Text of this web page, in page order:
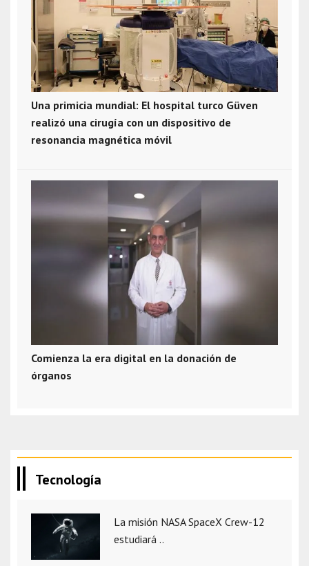
Una primicia mundial: El hospital turco Güven
realizó una cirugía con un dispositivo de
resonancia magnética móvil
Comienza la era digital en la donación de
órganos
Tecnología
La misión NASA SpaceX Crew-12
estudiará ..